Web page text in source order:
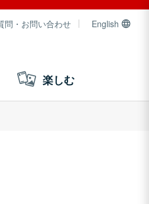
問・お問い合わせ English
楽しむ